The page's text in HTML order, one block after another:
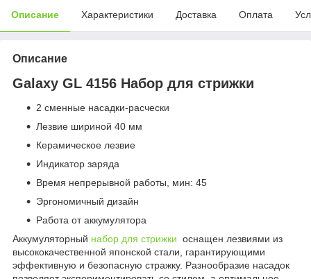
Описание Характеристики Доставка Оплата
Описание
Galaxy GL 4156 Набор для стрижки
2 сменные насадки-расчески
Лезвие шириной 40 мм
Керамическое лезвие
Индикатор заряда
Время непрерывной работы, мин: 45
Эргономичный дизайн
Работа от аккумулятора
Аккумуляторный набор для стрижки оснащен лезвиями из
высококачественной японской стали, гарантирующими
эффективную и безопасную стражку. Разнообразие насадок